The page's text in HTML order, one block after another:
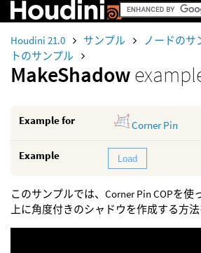
Houdini 21.0 サンプル ノードのサ
トのサンプル
MakeShadow
Example for Corner Pin
Example Load
このサンプルでは、Corner Pin COPを
上に角度付きのシャドウを作成する方法